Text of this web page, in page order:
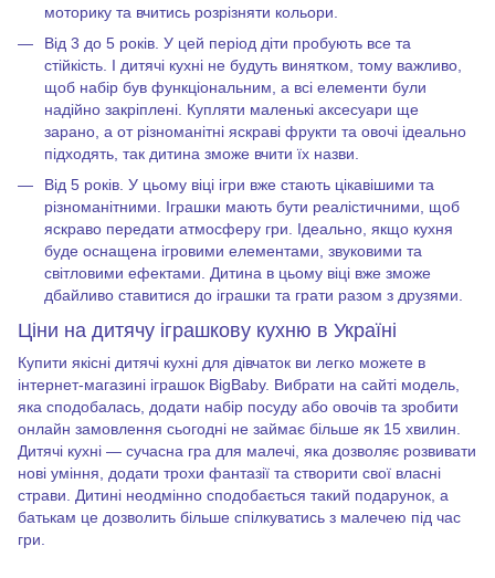
моторику та вчитись розрізняти кольори.
Від 3 до 5 років. У цей період діти пробують все та
стійкість. І дитячі кухні не будуть винятком, тому важливо,
щоб набір був функціональним, а всі елементи були
надійно закріплені. Купляти маленькі аксесуари ще
зарано, а от різноманітні яскраві фрукти та овочі ідеально
підходять, так дитина зможе вчити їх назви.
Від 5 років. У цьому віці ігри вже стають цікавішими та
різноманітними. Іграшки мають бути реалістичними, щоб
яскраво передати атмосферу гри. Ідеально, якщо кухня
буде оснащена ігровими елементами, звуковими та
світловими ефектами. Дитина в цьому віці вже зможе
дбайливо ставитися до іграшки та грати разом з друзями.
Ціни на дитячу іграшкову кухню в Україні
Купити якісні дитячі кухні для дівчаток ви легко можете в
інтернет-магазині іграшок BigBaby. Вибрати на сайті модель,
яка сподобалась, додати набір посуду або овочів та зробити
онлайн замовлення сьогодні не займає більше як 15 хвилин.
Дитячі кухні — сучасна гра для малечі, яка дозволяє розвивати
нові уміння, додати трохи фантазії та створити свої власні
страви. Дитині неодмінно сподобається такий подарунок, а
батькам це дозволить більше спілкуватись з малечею під час
гри.